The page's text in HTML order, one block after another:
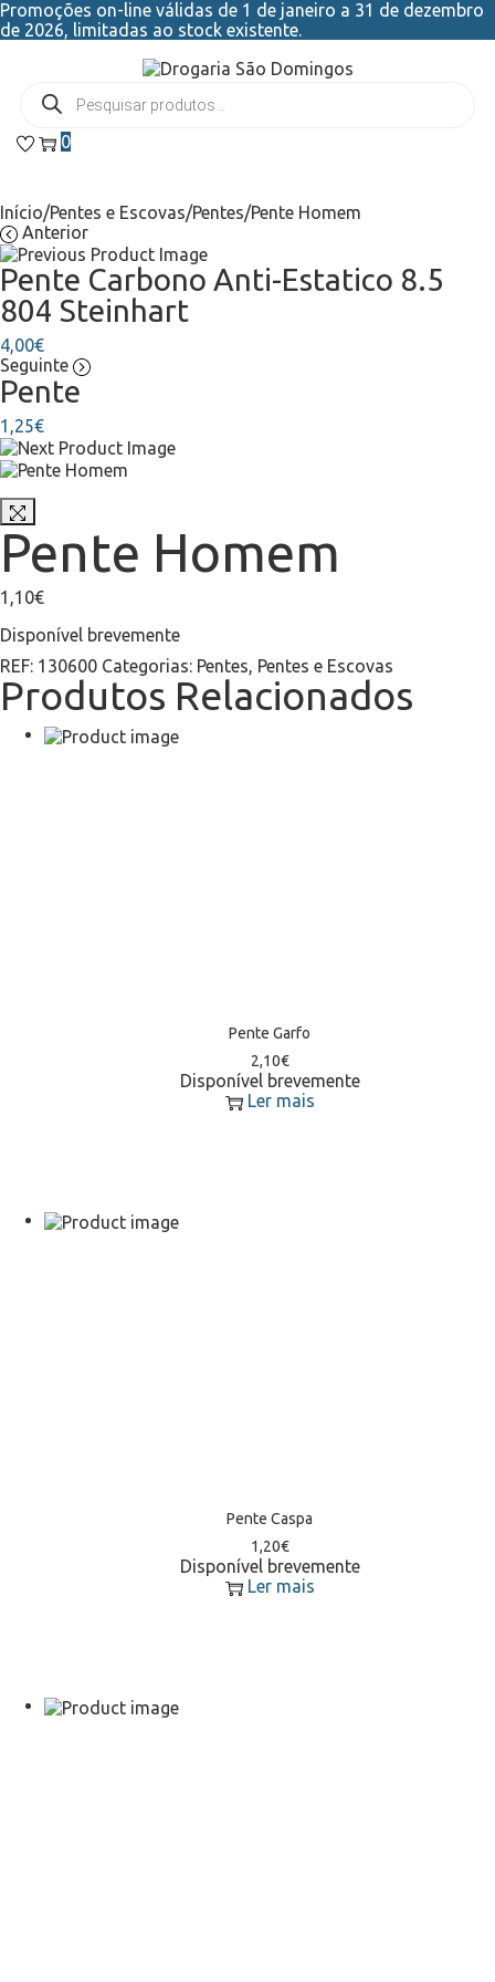
Promoções on-line válidas de 1 de janeiro a 31 de dezembro
de 2026, limitadas ao stock existente.
0
Início/Pentes e Escovas/Pentes/Pente Homem
Anterior
Pente Carbono Anti-Estatico 8.5
804 Steinhart
4,00€
Seguinte
Pente
1,25€
Pente Homem
1,10€
Disponível brevemente
REF: 130600 Categorias: Pentes, Pentes e Escovas
Produtos Relacionados
Pente Garfo
2,10€
Disponível brevemente
Ler mais
Pente Caspa
1,20€
Disponível brevemente
Ler mais